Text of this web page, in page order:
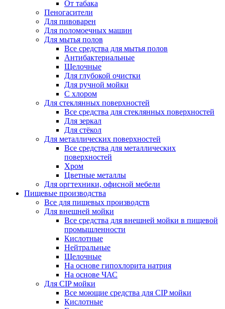
От табака
Пеногасители
Для пивоварен
Для поломоечных машин
Для мытья полов
Все средства для мытья полов
Антибактериальные
Щелочные
Для глубокой очистки
Для ручной мойки
С хлором
Для стеклянных поверхностей
Все средства для стеклянных поверхностей
Для зеркал
Для стёкол
Для металлических поверхностей
Все средства для металлических
поверхностей
Хром
Цветные металлы
Для оргтехники, офисной мебели
Пищевые производства
Все для пищевых производств
Для внешней мойки
Все средства для внешней мойки в пищевой
промышленности
Кислотные
Нейтральные
Щелочные
На основе гипохлорита натрия
На основе ЧАС
Для CIP мойки
Все моющие средства для CIP мойки
Кислотные